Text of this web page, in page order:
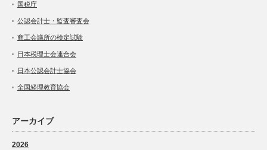
国税庁
公認会計士・監査審査会
商工会議所の検定試験
日本税理士会連合会
日本公認会計士協会
全国経理教育協会
アーカイブ
2026